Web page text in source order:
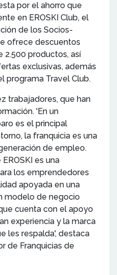
por el ahorro que
en EROSKI Club, el
de los Socios-
ofrece descuentos
2.500 productos, así
exclusivas, además
programa Travel Club.
trabajadores, que han
'En un
es el principal
la franquicia es una
de empleo.
es una
los emprendedores
apoyada en una
modelo de negocio
cuenta con el apoyo
experiencia y la marca
les respalda', destaca
de Franquicias de